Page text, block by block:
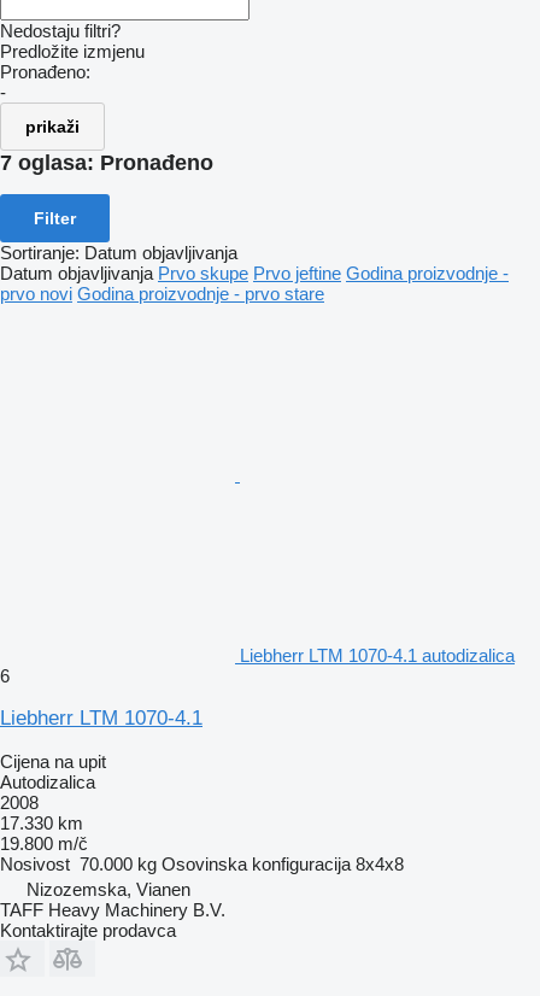
Nedostaju filtri?
Predložite izmjenu
Pronađeno:
-
prikaži
7 oglasa: Pronađeno
Filter
Sortiranje: Datum objavljivanja
Datum objavljivanja Prvo skupe Prvo jeftine Godina proizvodnje -
prvo novi Godina proizvodnje - prvo stare
Liebherr LTM 1070-4.1 autodizalica
6
Liebherr LTM 1070-4.1
Cijena na upit
Autodizalica
2008
17.330 km
19.800 m/č
Nosivost 70.000 kg Osovinska konfiguracija 8x4x8
Nizozemska, Vianen
TAFF Heavy Machinery B.V.
Kontaktirajte prodavca